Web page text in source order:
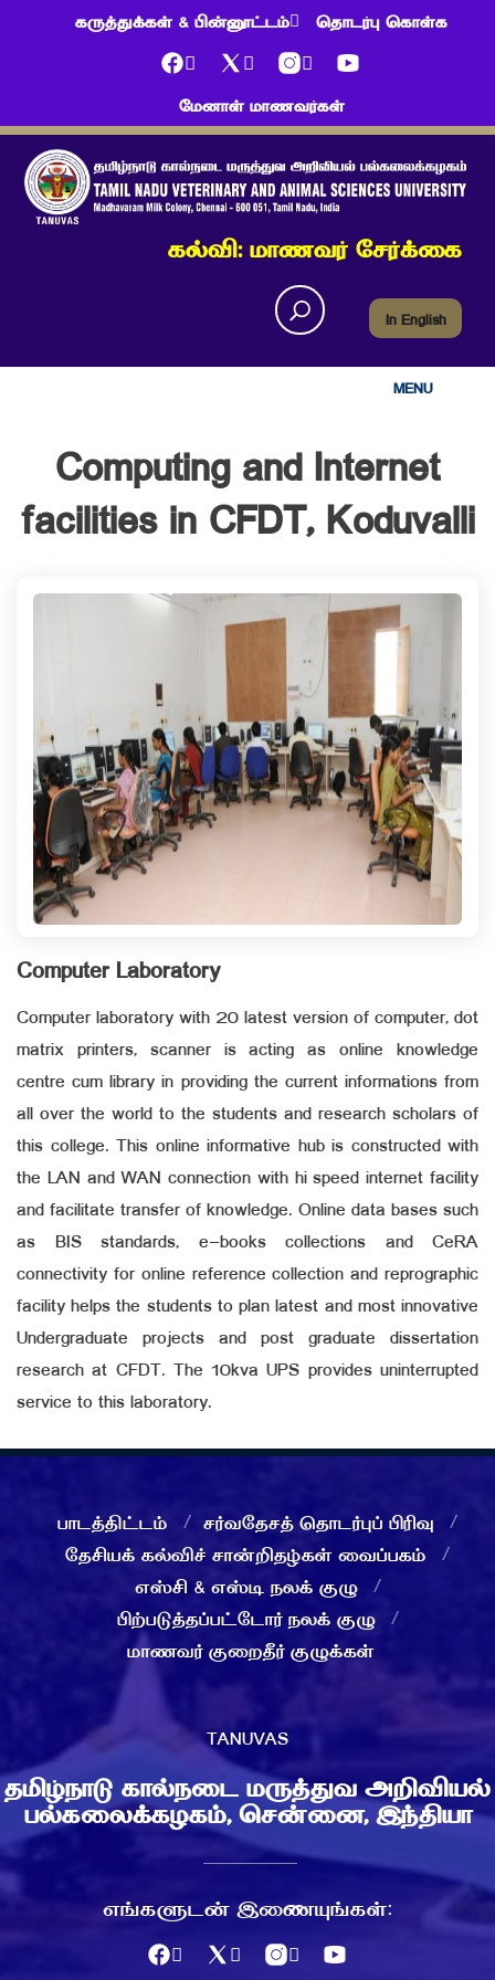
கருத்துக்கள் & பின்னூட்டம் தொடர்பு கொள்க
மேனாள் மாணவர்கள்
கல்வி: மாணவர் சேர்க்கை
In English
MENU
Computing and Internet
facilities in CFDT, Koduvalli
Computer Laboratory
Computer laboratory with 20 latest version of computer, dot
matrix printers, scanner is acting as online knowledge
centre cum library in providing the current informations from
all over the world to the students and research scholars of
this college. This online informative hub is constructed with
the LAN and WAN connection with hi speed internet facility
and facilitate transfer of knowledge. Online data bases such
as BIS standards, e-books collections and CeRA
connectivity for online reference collection and reprographic
facility helps the students to plan latest and most innovative
Undergraduate projects and post graduate dissertation
research at CFDT. The 10kva UPS provides uninterrupted
service to this laboratory.
பாடத்திட்டம்
சர்வதேசத் தொடர்புப் பிரிவு
தேசியக் கல்விச் சான்றிதழ்கள் வைப்பகம்
எஸ்சி & எஸ்டி நலக் குழு
பிற்படுத்தப்பட்டோர் நலக் குழு
மாணவர் குறைதீர் குழுக்கள்
TANUVAS
தமிழ்நாடு கால்நடை மருத்துவ அறிவியல்
பல்கலைக்கழகம், சென்னை, இந்தியா
எங்களுடன் இணையுங்கள்: